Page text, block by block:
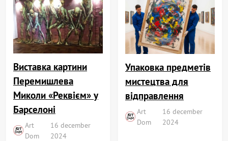
Виставка картини
Перемишлева
Миколи «Реквієм» у
Барселоні
Art
Dom
16 december
2024
Упаковка предметів
мистецтва для
відправлення
Art
Dom
16 december
2024